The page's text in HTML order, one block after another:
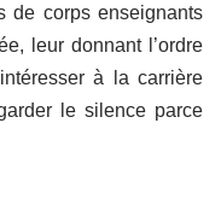
de corps enseignants
leur donnant l’ordre
à la carrière
le silence parce